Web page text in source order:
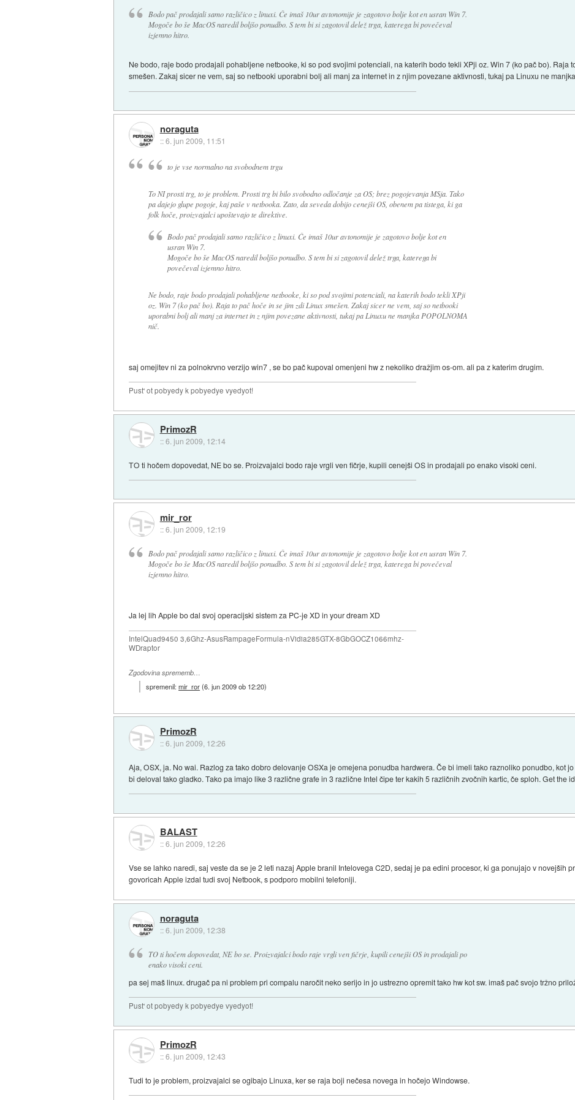
Bodo pač prodajali samo različico z linuxi. Če imaš 10ur avtonomije je zagotovo bolje kot en usran Win 7.
Mogoče bo še MacOS naredil boljšo ponudbo. S tem bi si zagotovil delež trga, katerega bi povečeval
izjemno hitro.
Ne bodo, raje bodo prodajali pohabljene netbooke, ki so pod svojimi potenciali, na katerih bodo tekli XPji oz. Win 7 (ko pač bo). Raja
smešen. Zakaj sicer ne vem, saj so netbooki uporabni bolj ali manj za internet in z njim povezane aktivnosti, tukaj pa Linuxu ne
noraguta
::6. jun 2009, 11:51
to je vse normalno na svobodnem trgu
To NI prosti trg, to je problem. Prosti trg bi bilo svobodno odločanje za OS; brez pogojevanja MSja. Tako
pa dajejo glupe pogoje, kaj paše v netbooka. Zato, da seveda dobijo cenejši OS, obenem pa tistega, ki ga
folk hoče, proizvajalci upoštevajo te direktive.
Bodo pač prodajali samo različico z linuxi. Če imaš 10ur avtonomije je zagotovo bolje kot en
usran Win 7.
Mogoče bo še MacOS naredil boljšo ponudbo. S tem bi si zagotovil delež trga, katerega bi
povečeval izjemno hitro.
Ne bodo, raje bodo prodajali pohabljene netbooke, ki so pod svojimi potenciali, na katerih bodo tekli XPji
oz. Win 7 (ko pač bo). Raja to pač hoče in se jim zdi Linux smešen. Zakaj sicer ne vem, saj so netbooki
uporabni bolj ali manj za internet in z njim povezane aktivnosti, tukaj pa Linuxu ne manjka POPOLNOMA
nič.
saj omejitev ni za polnokrvno verzijo win7 , se bo pač kupoval omenjeni hw z nekoliko dražjim os-om. ali pa z katerim drugim.
Pust' ot pobyedy k pobyedye vyedyot!
PrimozR
::6. jun 2009, 12:14
TO ti hočem dopovedat, NE bo se. Proizvajalci bodo raje vrgli ven fičrje, kupili cenejši OS in prodajali po enako visoki ceni.
mir_ror
::6. jun 2009, 12:19
Bodo pač prodajali samo različico z linuxi. Če imaš 10ur avtonomije je zagotovo bolje kot en usran Win 7.
Mogoče bo še MacOS naredil boljšo ponudbo. S tem bi si zagotovil delež trga, katerega bi povečeval
izjemno hitro.
Ja lej lih Apple bo dal svoj operacijski sistem za PC-je XD in your dream XD
IntelQuad9450 3,6Ghz-AsusRampageFormula-nVidia285GTX-8GbGOCZ1066mhz-
WDraptor
Zgodovina sprememb…
spremenil:mir_ror(6. jun 2009 ob 12:20)
PrimozR
::6. jun 2009, 12:26
Aja, OSX, ja. No wai. Razlog za tako dobro delovanje OSXa je omejena ponudba hardwera. Če bi imeli tako raznoliko ponudbo, kot
bi deloval tako gladko. Tako pa imajo like 3 različne grafe in 3 različne Intel čipe ter kakih 5 različnih zvočnih kartic, če sploh. Get the
BALAST
::6. jun 2009, 12:26
Vse se lahko naredi, saj veste da se je 2 leti nazaj Apple branil Intelovega C2D, sedaj je pa edini procesor, ki ga ponujajo v novejših
govoricah Apple izdal tudi svoj Netbook, s podporo mobilni telefoniji.
noraguta
::6. jun 2009, 12:38
TO ti hočem dopovedat, NE bo se. Proizvajalci bodo raje vrgli ven fičrje, kupili cenejši OS in prodajali po
enako visoki ceni.
pa sej maš linux. drugač pa ni problem pri compalu naročit neko serijo in jo ustrezno opremit tako hw kot sw. imaš pač svojo tržno
Pust' ot pobyedy k pobyedye vyedyot!
PrimozR
::6. jun 2009, 12:43
Tudi to je problem, proizvajalci se ogibajo Linuxa, ker se raja boji nečesa novega in hočejo Windowse.